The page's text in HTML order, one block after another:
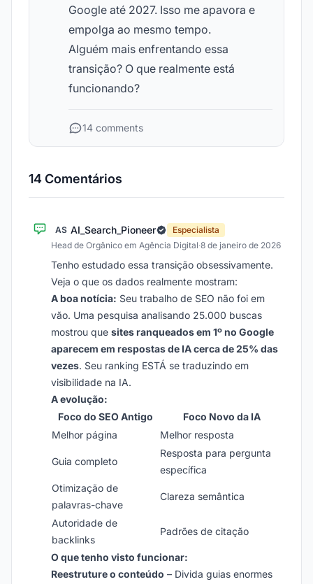
Google até 2027. Isso me apavora e
empolga ao mesmo tempo.
Alguém mais enfrentando essa
transição? O que realmente está
funcionando?
14 comments
14 Comentários
AS AI_Search_Pioneer
Especialista
Head de Orgânico em Agência Digital·8 de janeiro de 2026
Tenho estudado essa transição obsessivamente.
Veja o que os dados realmente mostram:
A boa notícia: Seu trabalho de SEO não foi em
vão. Uma pesquisa analisando 25.000 buscas
mostrou que sites ranqueados em 1º no Google
aparecem em respostas de IA cerca de 25% das
vezes. Seu ranking ESTÁ se traduzindo em
visibilidade na IA.
A evolução:
Foco do SEO Antigo
Foco Novo da IA
Melhor página
Melhor resposta
Guia completo
Resposta para pergunta
específica
Otimização de
palavras-chave
Clareza semântica
Autoridade de
backlinks
Padrões de citação
O que tenho visto funcionar:
Reestruture o conteúdo – Divida guias enormes